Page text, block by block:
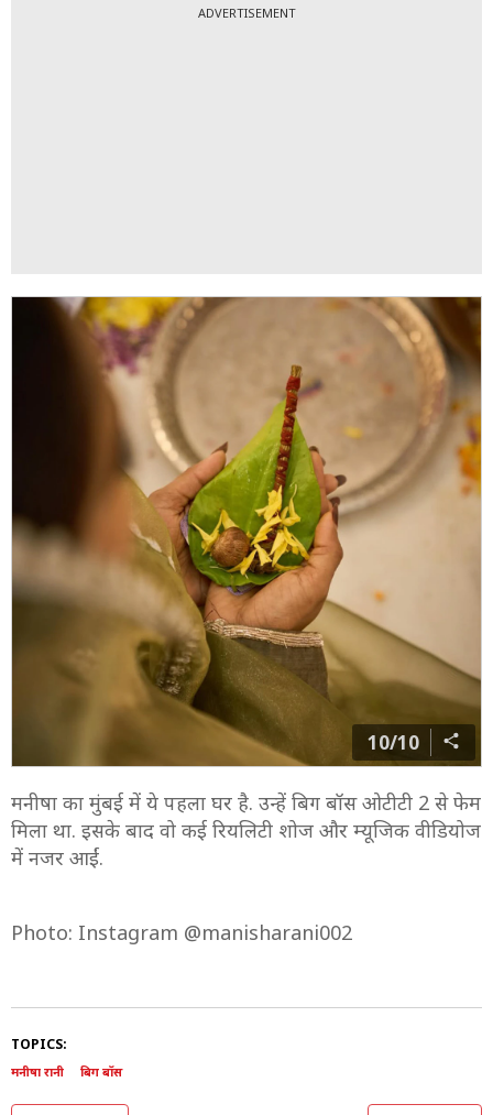
ADVERTISEMENT
10/10
मनीषा का मुंबई में ये पहला घर है. उन्हें बिग बॉस ओटीटी 2 से फेम
मिला था. इसके बाद वो कई रियलिटी शोज और म्यूजिक वीडियोज
में नजर आईं.
Photo: Instagram @manisharani002
TOPICS:
मनीषा रानी बिग बॉस